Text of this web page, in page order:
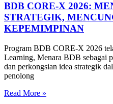
BDB CORE-X 2026:
STRATEGIK,
KEPEMIMPINAN
Program BDB CORE-X 2026
Learning, Menara BDB sebagai
dan perkongsian idea strategik
penolong
Read More »